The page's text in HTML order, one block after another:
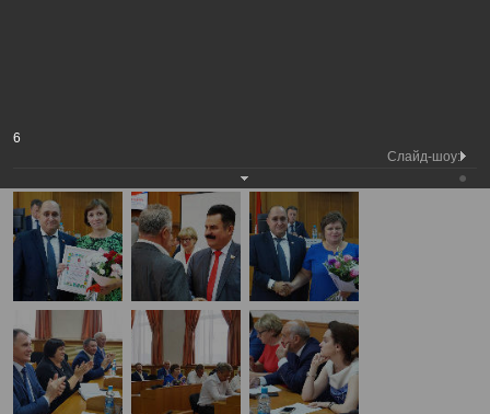
Вологодской области"
6
Слайд-шоу: